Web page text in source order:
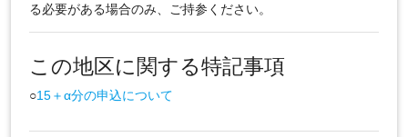
る必要がある場合のみ、ご持参ください。
この地区に関する特記事項
○15＋α分の申込について